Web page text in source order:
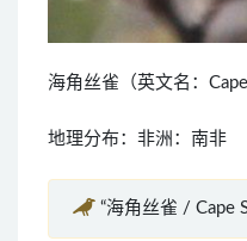
海角丝雀（英文名：
地理分布：非洲：南非
“海角丝雀 / Cape